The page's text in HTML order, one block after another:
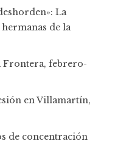
La
de la
Frontera, febrero-
en Villamartín,
de concentración